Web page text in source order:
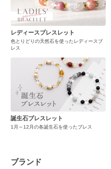
レディースブレスレット
色とりどりの天然石を使ったレディースブ
レス
誕生石ブレスレット
1月～12月の各誕生石を使ったブレス
ブランド